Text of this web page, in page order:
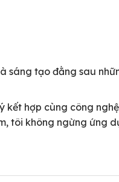
sáng tạo đằng sau
kết hợp cùng công
tôi không ngừng ứng